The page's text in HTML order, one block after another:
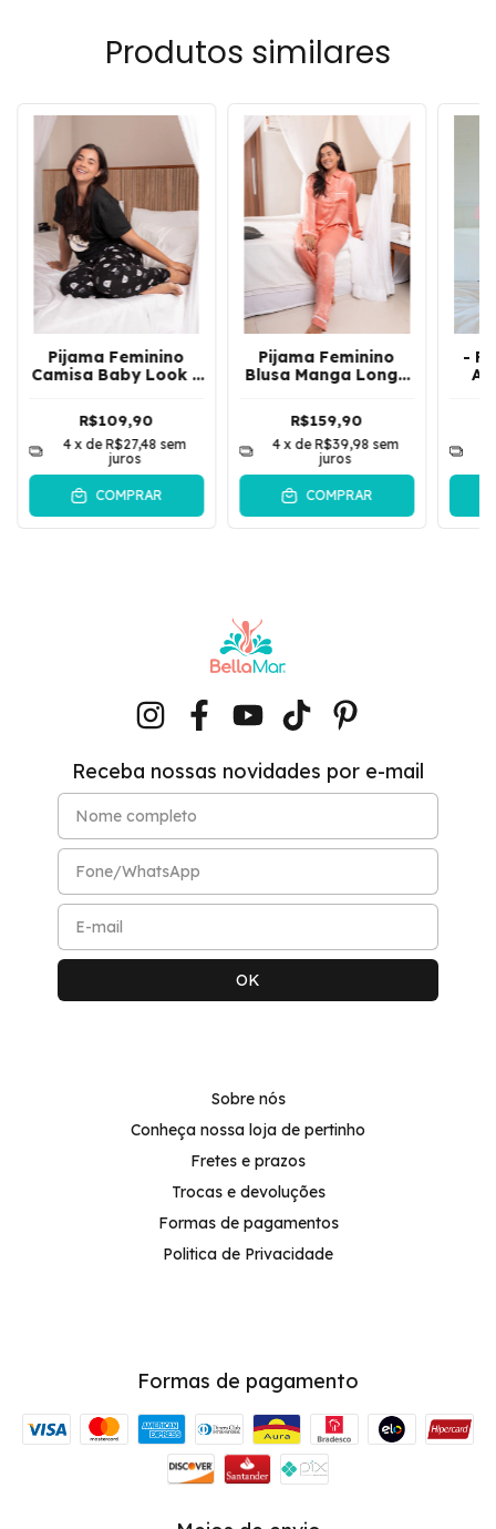
Produtos similares
Pijama Feminino
Camisa Baby Look e
Ursinho | Preto
R$109,90
4 x deR$27,48 sem
juros
COMPRAR
Pijama Feminino
Blusa Manga Longo
Americano | Salmão
R$159,90
4 x deR$39,98 sem
juros
COMPRAR
-
Receba nossas novidades por e-mail
Sobre nós
Conheça nossa loja de pertinho
Fretes e prazos
Trocas e devoluções
Formas de pagamentos
Politica de Privacidade
Formas de pagamento